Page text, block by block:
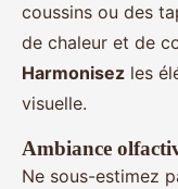
coussins ou des
de chaleur et de
Harmonisez les
visuelle.
Ambiance
Ne sous-estimez